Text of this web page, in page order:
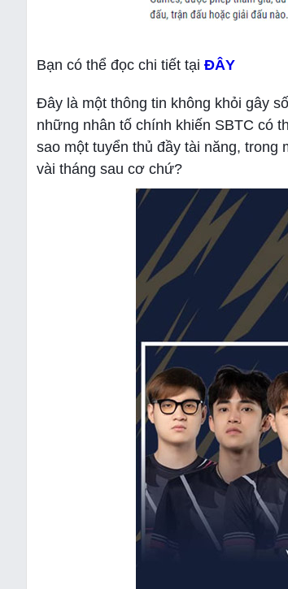
Bạn có thể đọc chi tiết tại ĐÂY
Đây là một thông tin không khỏi gây
những nhân tố chính khiến SBTC có
sao một tuyển thủ đầy tài năng,
vài tháng sau cơ chứ?